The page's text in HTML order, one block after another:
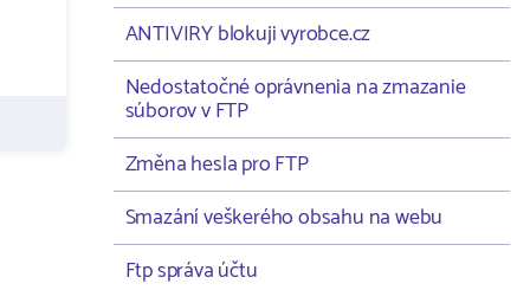
ANTIVIRY blokuji vyrobce.cz
Nedostatočné oprávnenia na zmazanie
súborov v FTP
Změna hesla pro FTP
Smazání veškerého obsahu na webu
Ftp správa účtu